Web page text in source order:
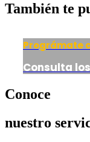
También te
Prográmate
Consulta
Conoce
nuestro